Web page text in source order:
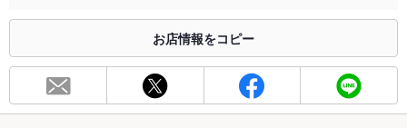
合わせください。
お席
お店情報をコピー